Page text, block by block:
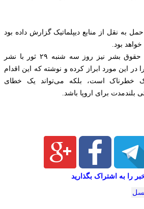
فرانس‌پرس ۳۱ حمل به نقل از منابع دیپلماتیک گزارش داده بود
بود.
در همین حال اتحاد فعالان حقوق بشر نیز روز سه شنبه ۲۹ ثور با نشر
در این مورد ابراز کرده و نوشته که این اقدام
خطرناک است، بلکه می‌تواند یک خطای
بلندمدت برای اروپا باشد.
را به اشتراک بگذارید